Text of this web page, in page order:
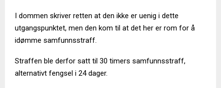
I dommen skriver retten at den ikke er uenig i dette
utgangspunktet, men den kom til at det her er rom for å
idømme samfunnsstraff.
Straffen ble derfor satt til 30 timers samfunnsstraff,
alternativt fengsel i 24 dager.